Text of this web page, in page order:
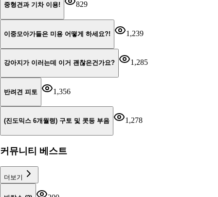
중형견과 기차 이용! 829
이중모아가들은 미용 어떻게 하세요?! 1,239
강아지가 이러는데 이거 괜찮은건가요? 1,285
반려견 피토 1,356
(진도믹스 6개월령) 구토 및 콧등 부음 1,278
커뮤니티 베스트
더보기